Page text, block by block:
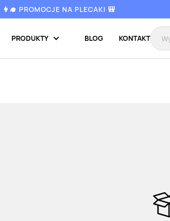
👩‍🎓 PROMOCJE NA PLECAKI 🎒
PRODUKTY BLOG KONTAKT